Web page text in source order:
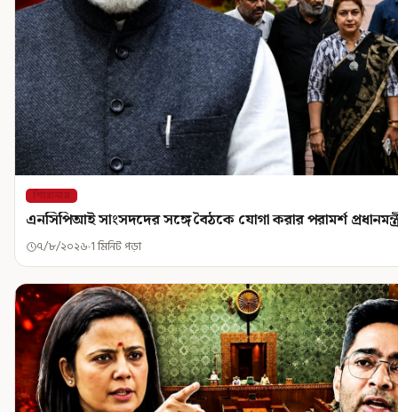
শিরোনাম
এনসিপিআই সাংসদদের সঙ্গে বৈঠকে যোগা করার পরামর্শ
৭/৮/২০২৬ 1 মিনিট পড়া